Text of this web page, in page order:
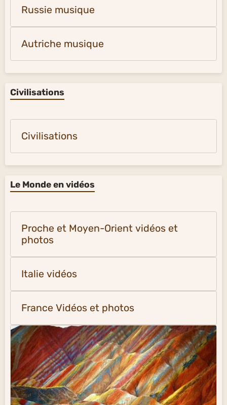
Russie musique
Autriche musique
Civilisations
Civilisations
Le Monde en vidéos
Proche et Moyen-Orient vidéos et
photos
Italie vidéos
France Vidéos et photos